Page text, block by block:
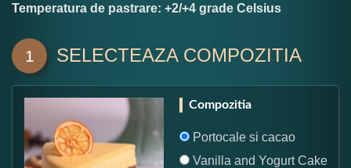
Temperatura de pastrare: +2/+4 grade Celsius
1 SELECTEAZA COMPOZITIA
Compozitia
Portocale si cacao
Vanilla and Yogurt Cake